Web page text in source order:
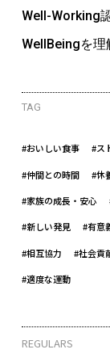
Well-Working
WellBeingを理
TAG
#おいしい食事 #ス
#仲間との時間 #休
#家族の成長・安心
#新しい発見 #有意
#相互協力 #社会貢
#適度な運動
REGULARS